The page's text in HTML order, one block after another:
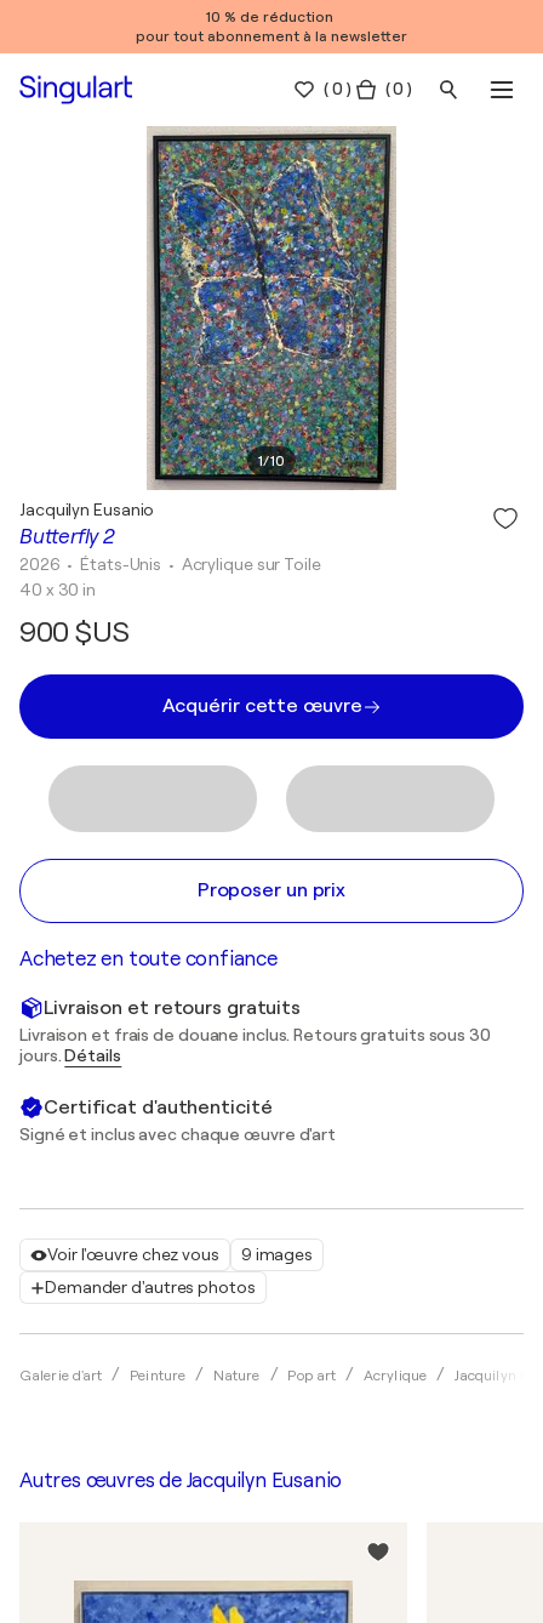
10 % de réduction
pour tout abonnement à la newsletter
(0 ) ( 0 )
1/10
Voir l'œuvre chez vous
9 images
Demander d'autres photos
Galerie d'art Peinture Nature Pop art Acrylique Jacquilyn
Butterfly 2
Jacquilyn Eusanio
2026 • États-Unis • Acrylique sur Toile
40 x 30 in
900 $US
Acquérir cette œuvre
Proposer un prix
Achetez en toute confiance
Livraison et retours gratuits
Livraison et frais de douane inclus. Retours gratuits sous 30
jours.Détails
Certificat d'authenticité
Signé et inclus avec chaque œuvre d'art
Autres œuvres de Jacquilyn Eusanio